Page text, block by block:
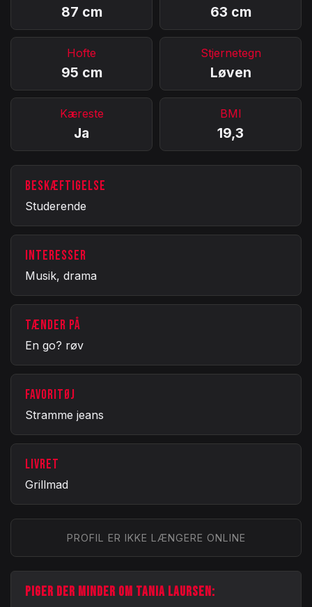
87 cm 63 cm
Hofte
95 cm
Stjernetegn
Løven
Kæreste
Ja
BMI
19,3
BESKÆFTIGELSE
Studerende
INTERESSER
Musik, drama
TÆNDER PÅ
En go? røv
FAVORITØJ
Stramme jeans
LIVRET
Grillmad
PROFIL ER IKKE LÆNGERE ONLINE
PIGER DER MINDER OM TANIA LAURSEN: